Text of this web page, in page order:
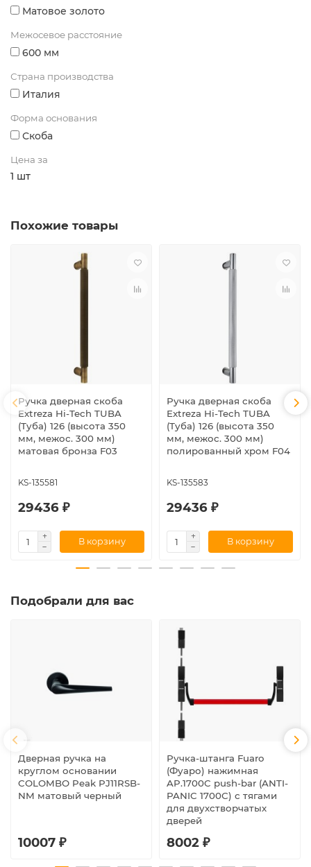
Матовое золото
Межосевое расстояние
600 мм
Страна производства
Италия
Форма основания
Скоба
Цена за
1 шт
Похожие товары
Ручка дверная скоба
Extreza Hi-Tech TUBA
(Туба) 126 (высота 350
мм, межос. 300 мм)
матовая бронза F03
KS-135581
29436 ₽
В корзину
Ручка дверная скоба
Extreza Hi-Tech TUBA
(Туба) 126 (высота 350
мм, межос. 300 мм)
полированный хром F04
KS-135583
29436 ₽
В корзину
Подобрали для вас
Дверная ручка на
круглом основании
COLOMBO Peak PJ11RSB-
NM матовый черный
10007 ₽
Ручка-штанга Fuaro
(Фуаро) нажимная
AP.1700C push-bar (ANTI-
PANIC 1700С) с тягами
для двухстворчатых
дверей
8002 ₽